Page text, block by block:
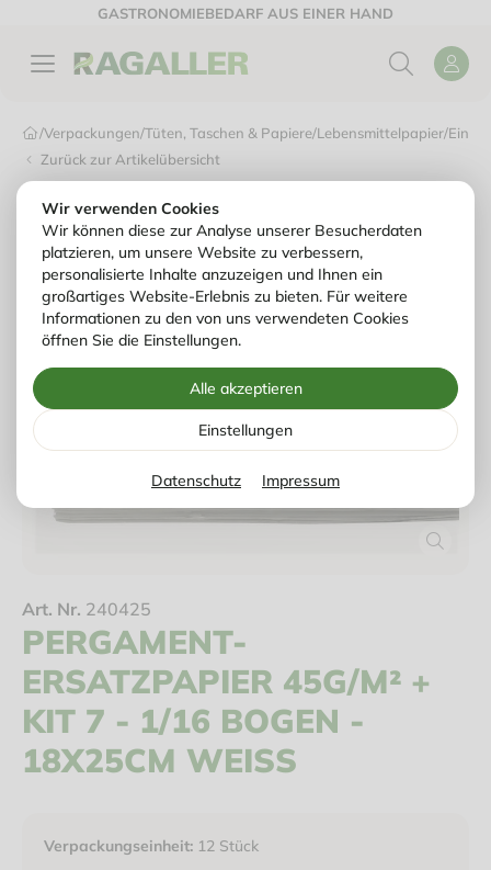
Wir verwenden Cookies
Wir können diese zur Analyse unserer Besucherdaten
platzieren, um unsere Website zu verbessern,
personalisierte Inhalte anzuzeigen und Ihnen ein
großartiges Website-Erlebnis zu bieten. Für weitere
Informationen zu den von uns verwendeten Cookies
öffnen Sie die Einstellungen.
Alle akzeptieren
Einstellungen
Datenschutz Impressum
GASTRONOMIEBEDARF AUS EINER HAND
/Verpackungen/Tüten, Taschen & Papiere/Lebensmittelpapier/
Zurück zur Artikelübersicht
Art. Nr. 240425
PERGAMENT-
ERSATZPAPIER 45G/M² +
KIT 7 - 1/16 BOGEN -
18X25CM WEISS
Verpackungseinheit: 12 Stück